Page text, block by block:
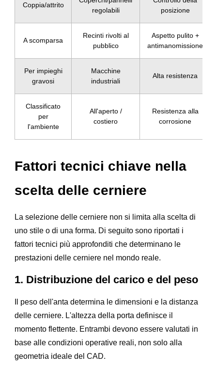
Coppia/attrito
regolabili
posizione
A scomparsa
Recinti rivolti al
pubblico
Aspetto pulito +
antimanomissione
Per impieghi
gravosi
Macchine
industriali
Alta resistenza
Classificato
per
l'ambiente
All'aperto /
costiero
Resistenza alla
corrosione
Fattori tecnici chiave nella
scelta delle cerniere
La selezione delle cerniere non si limita alla scelta di
uno stile o di una forma. Di seguito sono riportati i
fattori tecnici più approfonditi che determinano le
prestazioni delle cerniere nel mondo reale.
1. Distribuzione del carico e del peso
Il peso dell'anta determina le dimensioni e la distanza
delle cerniere. L'altezza della porta definisce il
momento flettente. Entrambi devono essere valutati in
base alle condizioni operative reali, non solo alla
geometria ideale del CAD.